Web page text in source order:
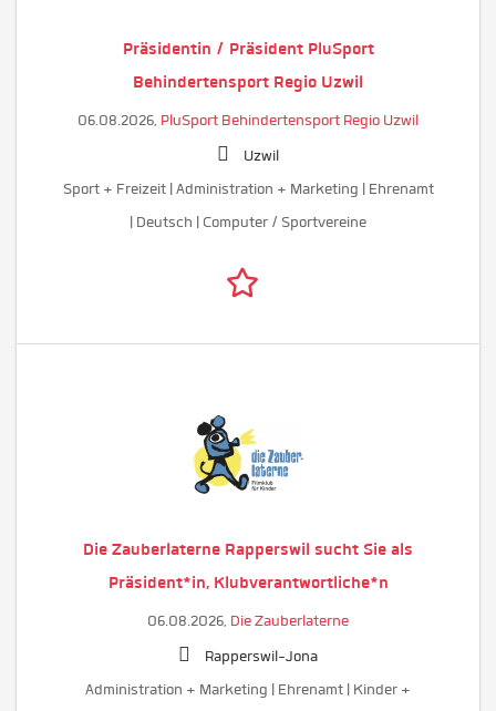
Präsidentin / Präsident PluSport
Behindertensport Regio Uzwil
06.08.2026, PluSport Behindertensport Regio Uzwil
Uzwil
Sport + Freizeit | Administration + Marketing | Ehrenamt
| Deutsch | Computer / Sportvereine
Die Zauberlaterne Rapperswil sucht Sie als
Präsident*in, Klubverantwortliche*n
06.08.2026, Die Zauberlaterne
Rapperswil-Jona
Administration + Marketing | Ehrenamt | Kinder +